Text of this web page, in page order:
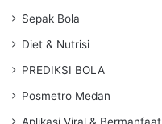
Sepak Bola
Diet & Nutrisi
PREDIKSI BOLA
Posmetro Medan